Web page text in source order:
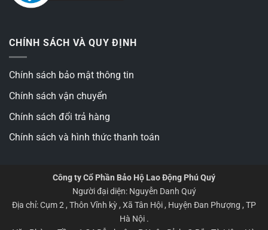
CHÍNH SÁCH VÀ QUY ĐỊNH
Chính sách bảo mật thông tin
Chính sách vận chuyển
Chính sách đổi trả hàng
Chính sách và hình thức thanh toán
Công ty Cổ Phần Bảo Hộ Lao Động Phú Quý
Người đại diện: Nguyễn Danh Quý
Địa chỉ: Cụm 2 , Thôn Vĩnh kỳ , Xã Tân Hội , Huyện Đan Phượng , TP
Hà Nội .